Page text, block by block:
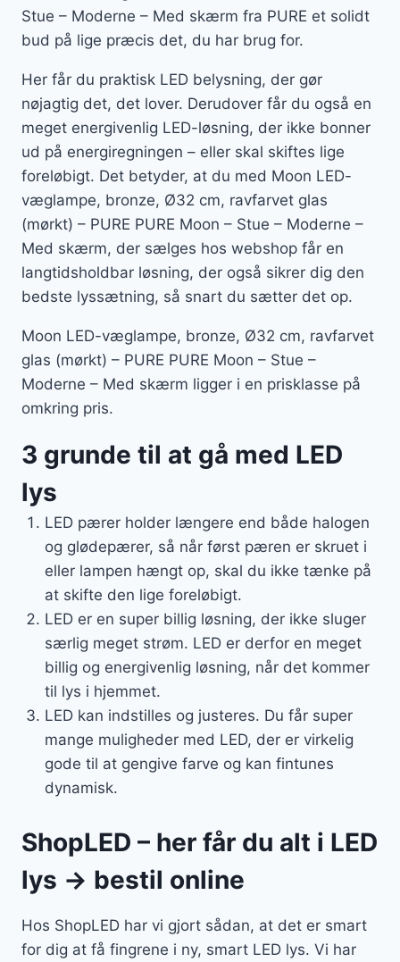
Stue – Moderne – Med skærm fra PURE et solidt
bud på lige præcis det, du har brug for.
Her får du praktisk LED belysning, der gør
nøjagtig det, det lover. Derudover får du også en
meget energivenlig LED-løsning, der ikke bonner
ud på energiregningen – eller skal skiftes lige
foreløbigt. Det betyder, at du med Moon LED-
væglampe, bronze, Ø32 cm, ravfarvet glas
(mørkt) – PURE PURE Moon – Stue – Moderne –
Med skærm, der sælges hos webshop får en
langtidsholdbar løsning, der også sikrer dig den
bedste lyssætning, så snart du sætter det op.
Moon LED-væglampe, bronze, Ø32 cm, ravfarvet
glas (mørkt) – PURE PURE Moon – Stue –
Moderne – Med skærm ligger i en prisklasse på
omkring pris.
3 grunde til at gå med LED
lys
LED pærer holder længere end både halogen
og glødepærer, så når først pæren er skruet i
eller lampen hængt op, skal du ikke tænke på
at skifte den lige foreløbigt.
LED er en super billig løsning, der ikke sluger
særlig meget strøm. LED er derfor en meget
billig og energivenlig løsning, når det kommer
til lys i hjemmet.
LED kan indstilles og justeres. Du får super
mange muligheder med LED, der er virkelig
gode til at gengive farve og kan fintunes
dynamisk.
ShopLED – her får du alt i LED
lys → bestil online
Hos ShopLED har vi gjort sådan, at det er smart
for dig at få fingrene i ny, smart LED lys. Vi har